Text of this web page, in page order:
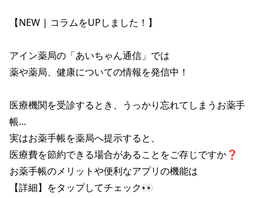
【NEW | コラムをUPしました！】
アイン薬局の「あいちゃん通信」では
薬や薬局、健康についての情報を発信中！
医療機関を受診するとき、うっかり忘れてしまうお薬手
帳…
実はお薬手帳を薬局へ提示すると、
医療費を節約できる場合があることをご存じですか❓
お薬手帳のメリットや便利なアプリの機能は
【詳細】をタップしてチェック👀